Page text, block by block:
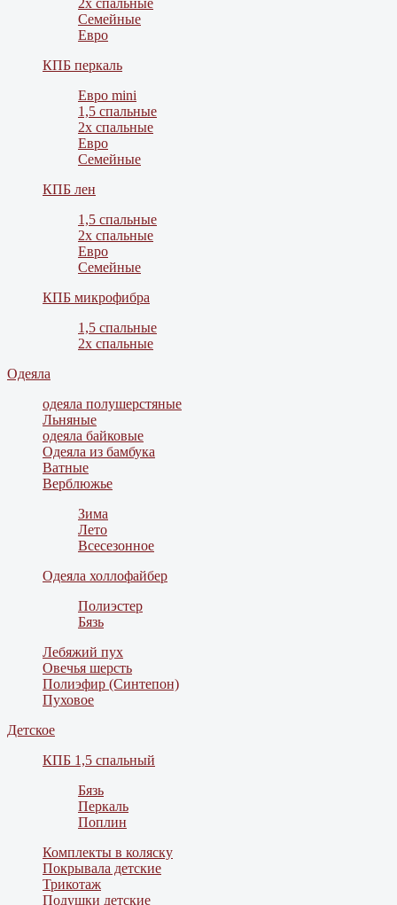
2х спальные
Семейные
Евро
КПБ перкаль
Евро mini
1,5 спальные
2х спальные
Евро
Семейные
КПБ лен
1,5 спальные
2х спальные
Евро
Семейные
КПБ микрофибра
1,5 спальные
2х спальные
Одеяла
одеяла полушерстяные
Льняные
одеяла байковые
Одеяла из бамбука
Ватные
Верблюжье
Зима
Лето
Всесезонное
Одеяла холлофайбер
Полиэстер
Бязь
Лебяжий пух
Овечья шерсть
Полиэфир (Синтепон)
Пуховое
Детское
КПБ 1,5 спальный
Бязь
Перкаль
Поплин
Комплекты в коляску
Покрывала детские
Трикотаж
Подушки детские